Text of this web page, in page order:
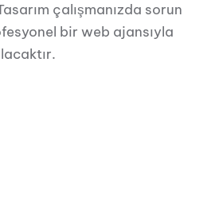
çalışmanızda sorun
bir web ajansıyla